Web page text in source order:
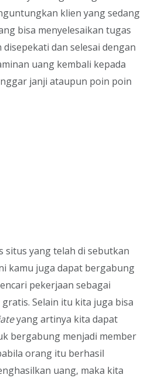
klien yang sedang
bisa menyelesaikan tugas
dan selesai dengan
uang kembali kepada
janji ataupun poin poin
situs yang telah di sebutkan
kamu juga dapat bergabung
pekerjaan sebagai
Selain itu kita juga bisa
yang artinya kita dapat
bergabung menjadi member
orang itu berhasil
uang, maka kita